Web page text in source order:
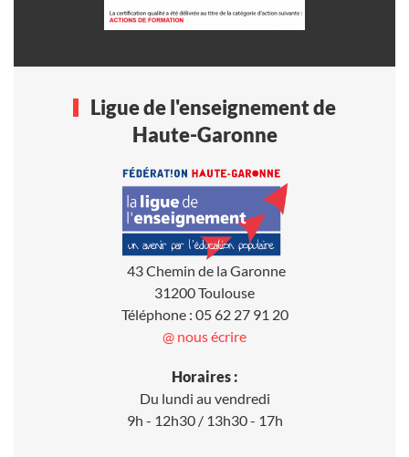
Ligue de l'enseignement de
Haute-Garonne
43 Chemin de la Garonne
31200 Toulouse
Téléphone : 05 62 27 91 20
@ nous écrire
Horaires :
Du lundi au vendredi
9h - 12h30 / 13h30 - 17h